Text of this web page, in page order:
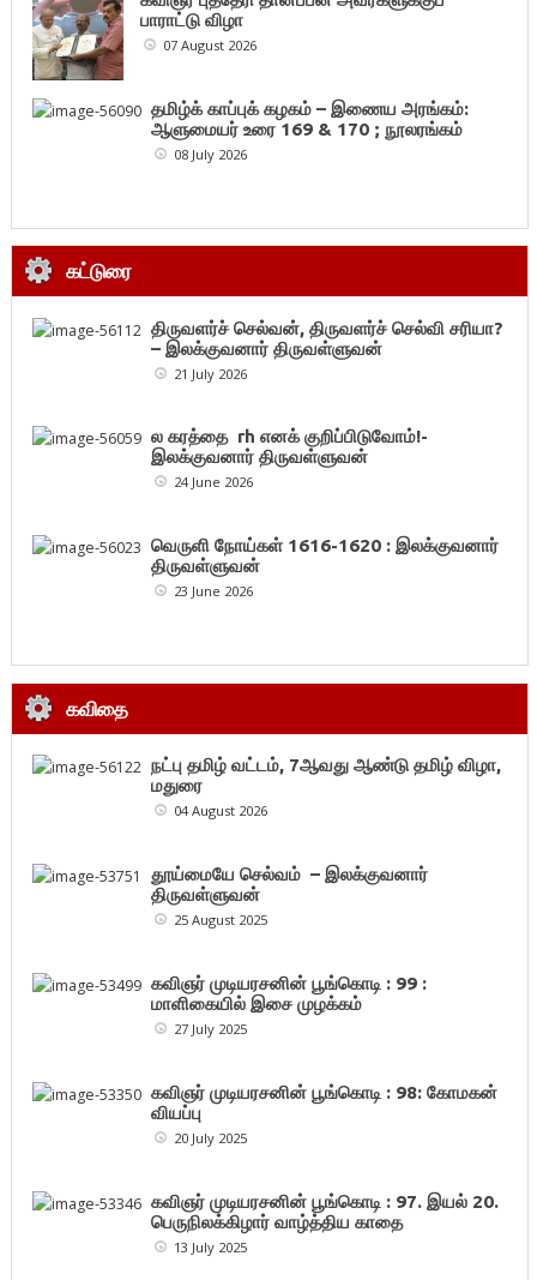
பாராட்டு விழா
07 August 2026
தமிழ்க் காப்புக் கழகம் – இணைய அரங்கம்:
ஆளுமையர் உரை 169 & 170 ; நூலரங்கம்
08 July 2026
கட்டுரை
திருவளர்ச் செல்வன், திருவளர்ச் செல்வி சரியா?
– இலக்குவனார் திருவள்ளுவன்
21 July 2026
ல கரத்தை rh எனக் குறிப்பிடுவோம்!-
இலக்குவனார் திருவள்ளுவன்
24 June 2026
வெருளி நோய்கள் 1616-1620 : இலக்குவனார்
திருவள்ளுவன்
23 June 2026
கவிதை
நட்பு தமிழ் வட்டம், 7ஆவது ஆண்டு தமிழ் விழா,
மதுரை
04 August 2026
தூய்மையே செல்வம் – இலக்குவனார்
திருவள்ளுவன்
25 August 2025
கவிஞர் முடியரசனின் பூங்கொடி : 99 :
மாளிகையில் இசை முழக்கம்
27 July 2025
கவிஞர் முடியரசனின் பூங்கொடி : 98: கோமகன்
வியப்பு
20 July 2025
கவிஞர் முடியரசனின் பூங்கொடி : 97. இயல் 20.
பெருநிலக்கிழார் வாழ்த்திய காதை
13 July 2025